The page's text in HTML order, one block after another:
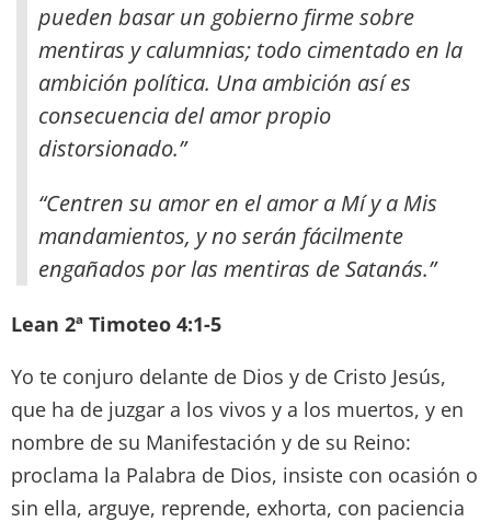
pueden basar un gobierno firme sobre
mentiras y calumnias; todo cimentado en la
ambición política. Una ambición así es
consecuencia del amor propio
distorsionado.”
“Centren su amor en el amor a Mí y a Mis
mandamientos, y no serán fácilmente
engañados por las mentiras de Satanás.”
Lean 2ª Timoteo 4:1-5
Yo te conjuro delante de Dios y de Cristo Jesús,
que ha de juzgar a los vivos y a los muertos, y en
nombre de su Manifestación y de su Reino:
proclama la Palabra de Dios, insiste con ocasión o
sin ella, arguye, reprende, exhorta, con paciencia